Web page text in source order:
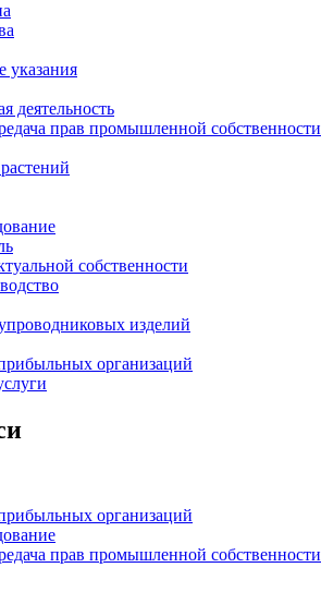
указания
деятельность
прав промышленной собственности
собственности
изделий
организаций
организаций
прав промышленной собственности